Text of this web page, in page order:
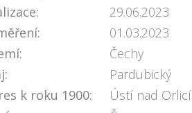
29.06.2023
01.03.2023
Čechy
Pardubický
k roku 1900:
Ústí nad Orlicí